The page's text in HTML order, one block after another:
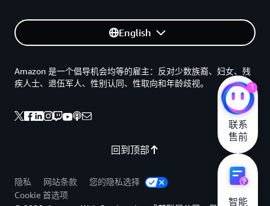
English
回到顶部
Amazon 是一个倡导机会均等的雇主：反对少数族裔、妇女、残
疾人士、退伍军人、性别认同、性取向和年龄歧视。
隐私 网站条款
您的隐私选择
Cookie 首选项
1
联系
售前
智能